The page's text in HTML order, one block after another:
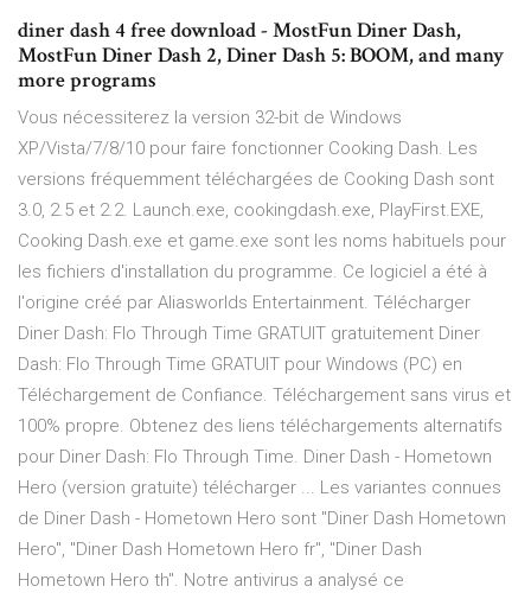
diner dash 4 free download - MostFun Diner Dash,
MostFun Diner Dash 2, Diner Dash 5: BOOM, and many
more programs
Vous nécessiterez la version 32-bit de Windows
XP/Vista/7/8/10 pour faire fonctionner Cooking Dash. Les
versions fréquemment téléchargées de Cooking Dash sont
3.0, 2.5 et 2.2. Launch.exe, cookingdash.exe, PlayFirst.EXE,
Cooking Dash.exe et game.exe sont les noms habituels pour
les fichiers d'installation du programme. Ce logiciel a été à
l'origine créé par Aliasworlds Entertainment. Télécharger
Diner Dash: Flo Through Time GRATUIT gratuitement Diner
Dash: Flo Through Time GRATUIT pour Windows (PC) en
Téléchargement de Confiance. Téléchargement sans virus et
100% propre. Obtenez des liens téléchargements alternatifs
pour Diner Dash: Flo Through Time. Diner Dash - Hometown
Hero (version gratuite) télécharger ... Les variantes connues
de Diner Dash - Hometown Hero sont "Diner Dash Hometown
Hero", "Diner Dash Hometown Hero fr", "Diner Dash
Hometown Hero th". Notre antivirus a analysé ce